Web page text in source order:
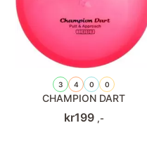
3 4 0 0
CHAMPION DART
kr199 ,-